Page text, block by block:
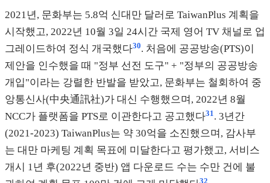
2021년, 문화부는 5.8억 신대만 달러로 TaiwanPlus 계획을
시작했고, 2022년 10월 3일 24시간 국제 영어 TV 채널로 업
그레이드하여 정식 개국했다30. 처음에 공공방송(PTS)이
제안을 인수했을 때 "정부 선전 도구" + "정부의 공공방송
개입"이라는 강렬한 반발을 받았고, 문화부는 철회하여 중
앙통신사(中央通訊社)가 대신 수행했으며, 2022년 8월
NCC가 플랫폼을 PTS로 이관한다고 공고했다31 . 3년간
(2021-2023) TaiwanPlus는 약 30억을 소진했으며, 감사부
는 대만 마케팅 계획 목표에 미달한다고 평가했고, 서비스
개시 1년 후(2022년 중반) 앱 다운로드 수는 수만 건에 불
32